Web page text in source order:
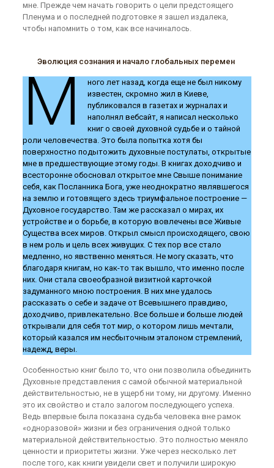
мне. Прежде чем начать говорить о цели предстоящего
Пленума и о последней подготовке я зашел издалека,
чтобы напомнить о том, как все начиналось.
Эволюция сознания и начало глобальных перемен
М
ного лет назад, когда еще не был никому
известен, скромно жил в Киеве,
публиковался в газетах и журналах и
наполнял вебсайт, я написал несколько
книг о своей духовной судьбе и о тайной
роли человечества. Это была попытка хотя бы
поверхностно подытожить духовные постулаты, открытые
мне в предшествующие этому годы. В книгах доходчиво и
всесторонне обосновал открытое мне Свыше понимание
себя, как Посланника Бога, уже неоднократно являвшегося
на землю и готовящего здесь триумфальное построение —
Духовное государство. Там же рассказал о мирах, их
устройстве и о борьбе, в которую вовлечены все Живые
Существа всех миров. Открыл смысл происходящего, свою
в нем роль и цель всех живущих. С тех пор все стало
медленно, но явственно меняться. Не могу сказать, что
благодаря книгам, но как-то так вышло, что именно после
них. Они стала своеобразной визитной карточкой
задуманного мною построения. В них мне удалось
рассказать о себе и задаче от Всевышнего правдиво,
доходчиво, привлекательно. Все больше и больше людей
открывали для себя тот мир, о котором лишь мечтали,
который казался им несбыточным эталоном стремлений,
надежд, веры.
Особенностью книг было то, что они позволила объединить
Духовные представления с самой обычной материальной
действительностью, не в ущерб ни тому, ни другому. Именно
это их свойство и стало залогом последующего успеха.
Ведь впервые была показана судьба человека вне рамок
«одноразовой» жизни и без ограничения одной только
материальной действительностью. Это полностью меняло
ценности и приоритеты жизни. Уже через несколько лет
после того, как книги увидели свет и получили широкую